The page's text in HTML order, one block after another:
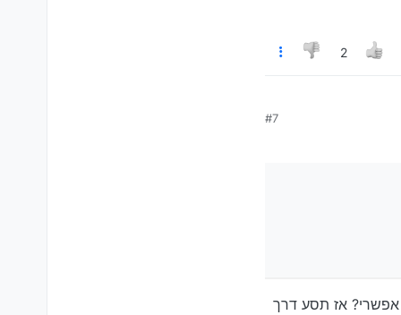
2
#7
אפשרי? אז תסע דרך